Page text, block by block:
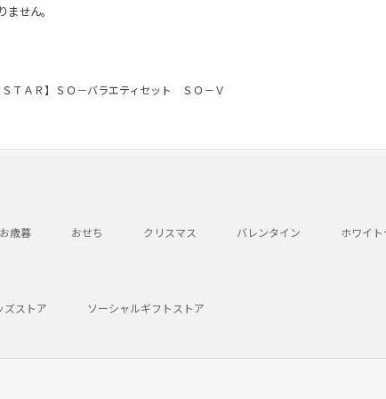
せん。
ＳＴＡＲ】ＳＯ－バラエティセット ＳＯ－Ｖ
お歳暮 おせち クリスマス バレンタイン ホワイ
ズストア ソーシャルギフトストア